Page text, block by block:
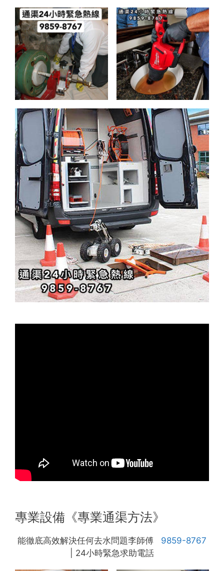
專業設備《專業通渠方法》
能徹底高效解決任何去水問題李師傅
9859-8767
| 24小時緊急求助電話